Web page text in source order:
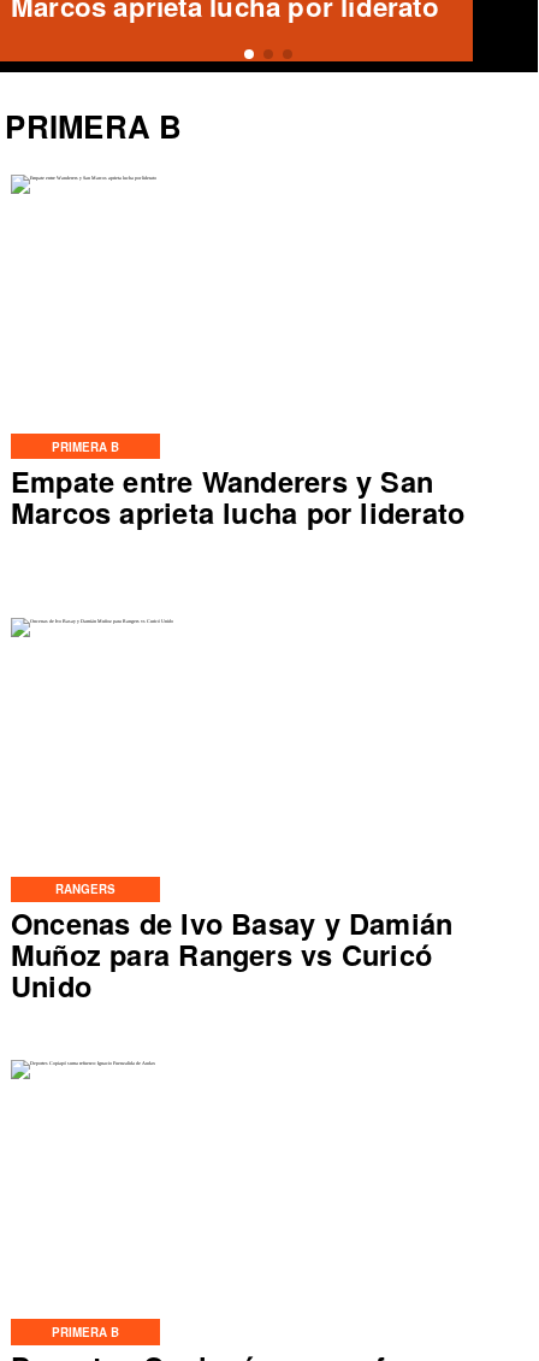
PRIMERA B
Empate entre Wanderers y San
Marcos aprieta lucha por liderato
RANGERS
Oncenas de Ivo Basay y Damián
Muñoz para Rangers vs Curicó
Unido
PRIMERA B
Unido
PRIMERA B